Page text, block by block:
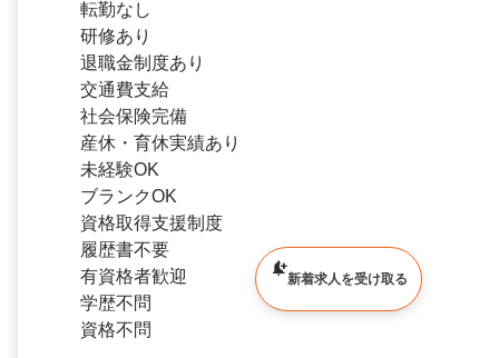
転勤なし
研修あり
退職金制度あり
交通費支給
社会保険完備
産休・育休実績あり
未経験OK
ブランクOK
資格取得支援制度
履歴書不要
有資格者歓迎
学歴不問
資格不問
新着求人を受け取る